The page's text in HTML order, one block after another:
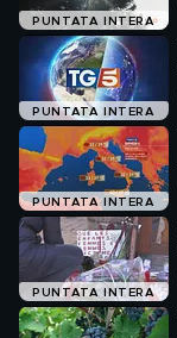
PUNTATA INTERA
PUNTATA INTERA
PUNTATA INTERA
PUNTATA INTERA